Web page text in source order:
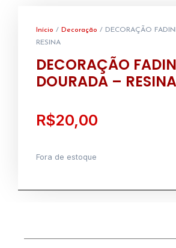
Início / Decoração / DECORAÇÃO
RESINA
DECORAÇÃO
DOURADA – RESINA
R$20,00
Fora de estoque